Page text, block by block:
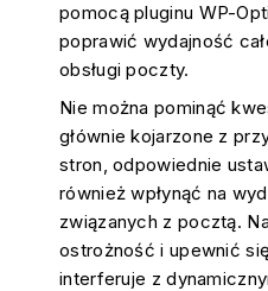
pomocą pluginu WP-
poprawić wydajność
obsługi poczty.
Nie można pominąć
głównie kojarzone z
stron, odpowiednie
również wpłynąć na
związanych z pocztą.
ostrożność i upewnić
interferuje z